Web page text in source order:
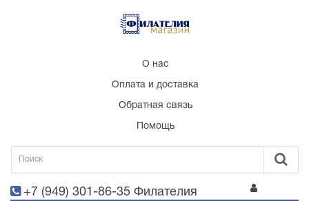
О нас
Оплата и доставка
Обратная связь
Помощь
+7 (949) 301-86-35 Филателия